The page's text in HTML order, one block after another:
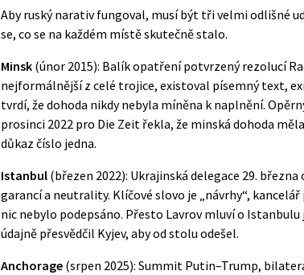
Aby ruský narativ fungoval, musí být tři velmi odlišné
se, co se na každém místě skutečně stalo.
Minsk (únor 2015): Balík opatření potvrzenýrezolucí
nejformálnější z celé trojice, existoval písemný text,
tvrdí, že dohoda nikdy nebyla míněna k naplnění.
prosinci 2022 pro Die Zeit řekla, že minská dohoda
důkaz číslo jedna.
Istanbul (březen 2022): Ukrajinská delegace 29.
garancí a neutrality. Klíčové slovo je „návrhy“, kancelář
nic nebylo podepsáno. Přesto Lavrov mluví o
údajně přesvědčil Kyjev, aby od stolu odešel.
Anchorage (srpen 2025): Summit Putin–Trump,